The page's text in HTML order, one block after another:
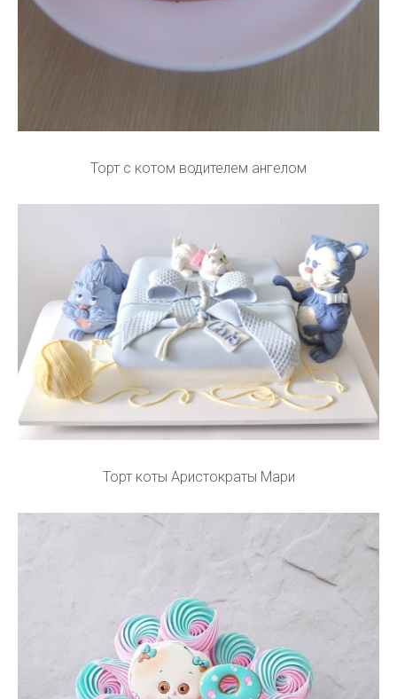
Торт с котом водителем ангелом
Торт коты Аристократы Мари